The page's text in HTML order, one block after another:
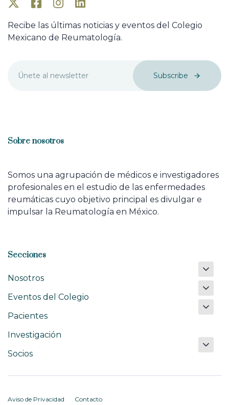
Recibe las últimas noticias y eventos del Colegio
Mexicano de Reumatología.
Subscribe
Sobre nosotros
Somos una agrupación de médicos e investigadores
profesionales en el estudio de las enfermedades
reumáticas cuyo objetivo principal es divulgar e
impulsar la Reumatología en México.
Secciones
Nosotros
Eventos del Colegio
Pacientes
Investigación
Socios
Aviso de Privacidad Contacto